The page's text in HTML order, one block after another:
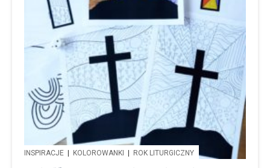
INSPIRACJE KOLOROWANKI ROK LITURGICZNY